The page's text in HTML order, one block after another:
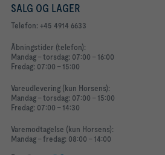
SALG OG LAGER
Telefon: +45 4914 6633
Åbningstider (telefon):
Mandag - torsdag: 07:00 - 16:00
Fredag: 07:00 - 15:00
Vareudlevering (kun Horsens):
Mandag - torsdag: 07:00 - 15:00
Fredag: 07:00 - 14:30
Varemodtagelse (kun Horsens):
Mandag - fredag: 08:00 - 14:00